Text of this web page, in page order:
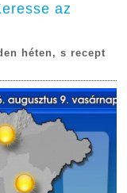
az
héten, s recept